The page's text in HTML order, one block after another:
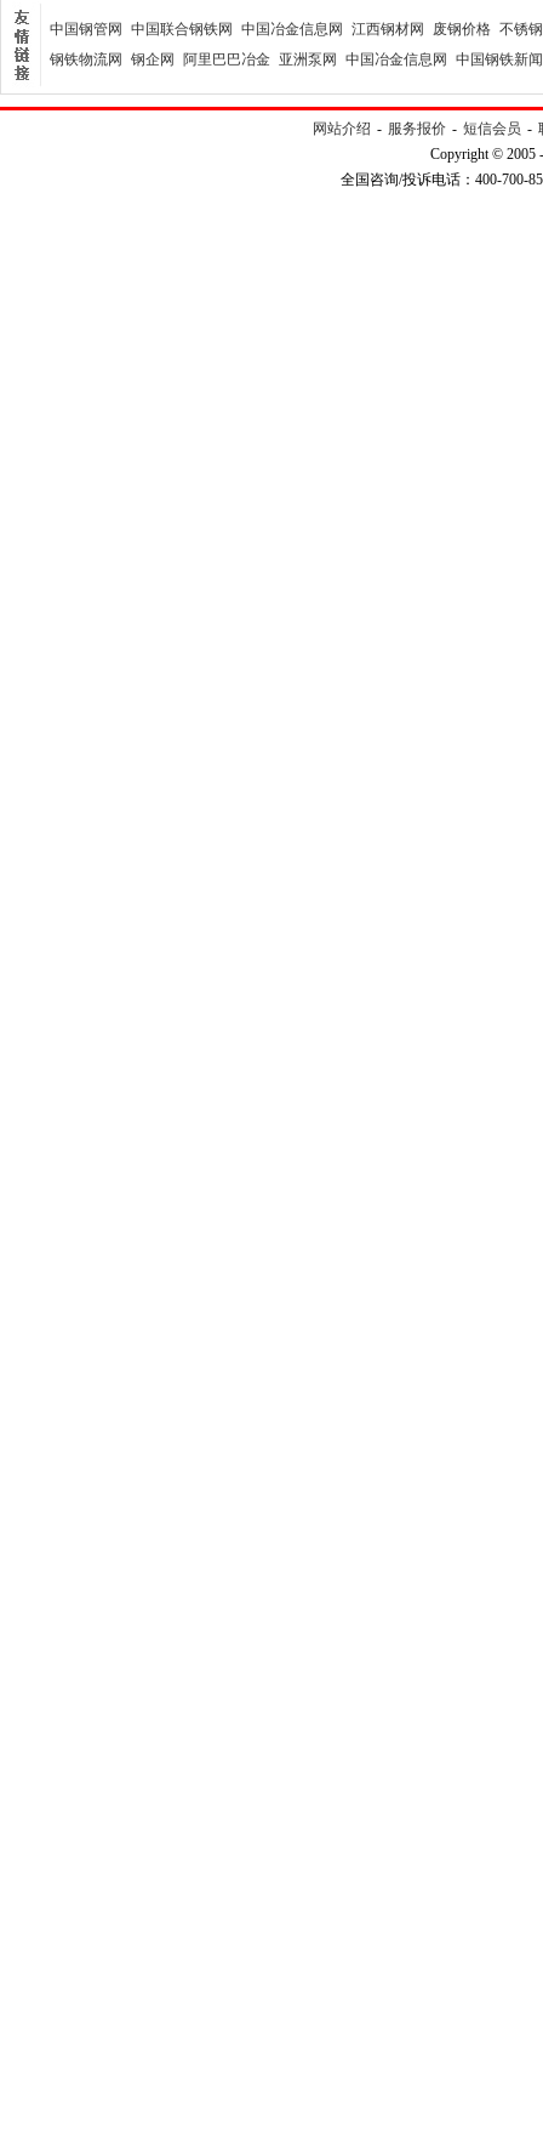
中国钢管网 中国联合钢铁网 中国冶金信息网 江西钢材网 废钢价格 不锈钢
钢铁物流网
钢企网 阿里巴巴冶金 亚洲泵网 中国冶金信息网 中国钢铁新
网站介绍 - 服务报价 - 短信会员 -
Copyright © 2005
全国咨询/投诉电话：400-700-